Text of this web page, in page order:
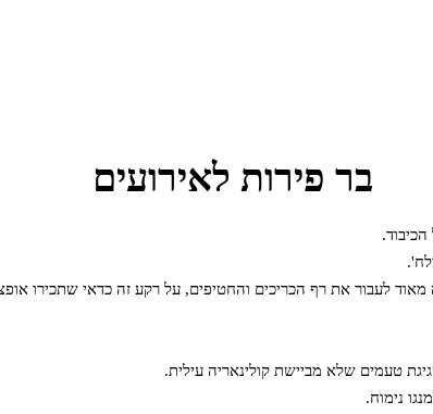
בר פירות לאירועים
לעבור את רף הכריכים והחטיפים, על רקע זה כדאי שתכירו
טעמים שלא מביישת קולינאריה עילית.
נימוח.